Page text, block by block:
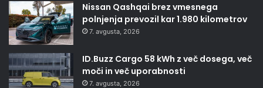
Nissan Qashqai brez vmesnega
polnjenja prevozil kar 1.980 kilometrov
7. avgusta, 2026
ID.Buzz Cargo 58 kWh z več dosega, več
moči in več uporabnosti
7. avgusta, 2026